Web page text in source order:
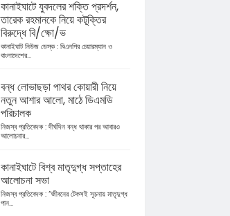
কানাইঘাটে যুবদলের শক্তি প্রদর্শন,
তারেক রহমানকে নিয়ে কটূক্তির
বিরুদ্ধে বি/ক্ষো/ভ
কানাইঘাট নিউজ ডেস্ক : বিএনপির চেয়ারম্যান ও
বাংলাদেশের...
বন্ধ লোভাছড়া পাথর কোয়ারী নিয়ে
নতুন আশার আলো, মাঠে ডিএমডি
পরিচালক
নিজস্ব প্রতিবেদক : দীর্ঘদিন বন্ধ থাকার পর আবারও
আলোচনার...
কানাইঘাটে বিশ্ব মাতৃদুগ্ধ সপ্তাহের
আলোচনা সভা
নিজস্ব প্রতিবেদক : “জীবনের টেকসই সূচনায় মাতৃদুগ্ধ
পান...